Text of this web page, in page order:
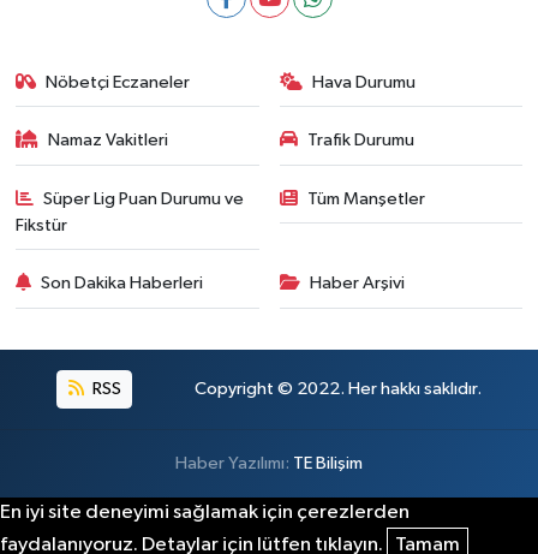
Nöbetçi Eczaneler Hava Durumu
Namaz Vakitleri Trafik Durumu
Süper Lig Puan Durumu ve
Fikstür
Tüm Manşetler
Son Dakika Haberleri Haber Arşivi
RSS Copyright © 2022. Her hakkı saklıdır.
Haber Yazılımı: TE Bilişim
En iyi site deneyimi sağlamak için çerezlerden
faydalanıyoruz. Detaylar için lütfen tıklayın.
Tamam